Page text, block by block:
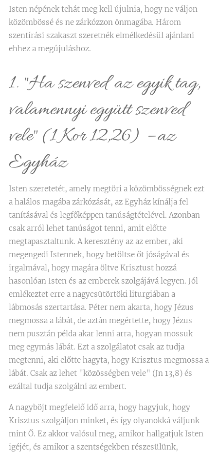
Isten népének tehát meg kell újulnia, hogy ne váljon
közömbössé és ne zárkózzon önmagába. Három
szentírási szakaszt szeretnék elmélkedésül ajánlani
ehhez a megújuláshoz.
1. "Ha szenved az egyik tag,
valamennyi együtt szenved
vele" (1 Kor 12,26) – az
Egyház
Isten szeretetét, amely megtöri a közömbösségnek ezt
a halálos magába zárkózását, az Egyház kínálja fel
tanításával és legfőképpen tanúságtételével. Azonban
csak arról lehet tanúságot tenni, amit előtte
megtapasztaltunk. A keresztény az az ember, aki
megengedi Istennek, hogy betöltse őt jóságával és
irgalmával, hogy magára öltve Krisztust hozzá
hasonlóan Isten és az emberek szolgájává legyen. Jól
emlékeztet erre a nagycsütörtöki liturgiában a
lábmosás szertartása. Péter nem akarta, hogy Jézus
megmossa a lábát, de aztán megértette, hogy Jézus
nem pusztán példa akar lenni arra, hogyan mossuk
meg egymás lábát. Ezt a szolgálatot csak az tudja
megtenni, aki előtte hagyta, hogy Krisztus megmossa a
lábát. Csak az lehet "közösségben vele" (Jn 13,8) és
ezáltal tudja szolgálni az embert.
A nagyböjt megfelelő idő arra, hogy hagyjuk, hogy
Krisztus szolgáljon minket, és így olyanokká váljunk
mint Ő. Ez akkor valósul meg, amikor hallgatjuk Isten
igéjét, és amikor a szentségekben részesülünk,